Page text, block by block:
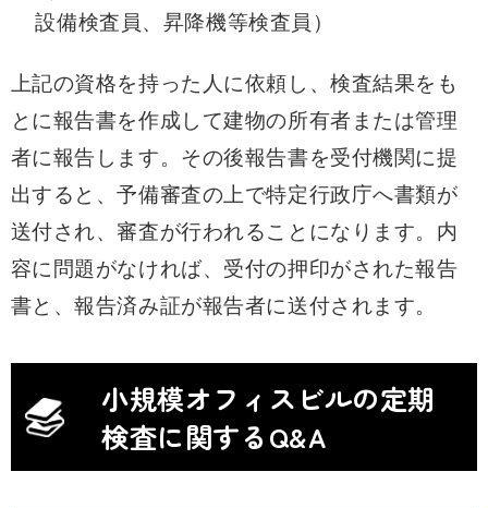
設備検査員、昇降機等検査員）
上記の資格を持った人に依頼し、検査結果をも
とに報告書を作成して建物の所有者または管理
者に報告します。その後報告書を受付機関に提
出すると、予備審査の上で特定行政庁へ書類が
送付され、審査が行われることになります。内
容に問題がなければ、受付の押印がされた報告
書と、報告済み証が報告者に送付されます。
小規模オフィスビルの定期
検査に関するQ&A